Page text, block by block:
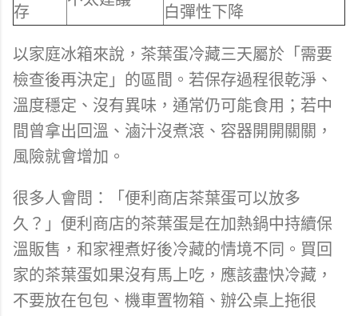
存 白彈性下降
以家庭冰箱來說，茶葉蛋冷藏三天屬於「需要
檢查後再決定」的區間。若保存過程很乾淨、
溫度穩定、沒有異味，通常仍可能食用；若中
間曾拿出回溫、滷汁沒煮滾、容器開開關關，
風險就會增加。
很多人會問：「便利商店茶葉蛋可以放多
久？」便利商店的茶葉蛋是在加熱鍋中持續保
溫販售，和家裡煮好後冷藏的情境不同。買回
家的茶葉蛋如果沒有馬上吃，應該盡快冷藏，
不要放在包包、機車置物箱、辦公桌上拖很